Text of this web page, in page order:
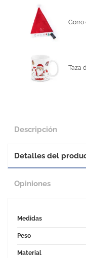
Gorro
Taza
Descripción
Detalles del
Opiniones
Medidas
Peso
Material